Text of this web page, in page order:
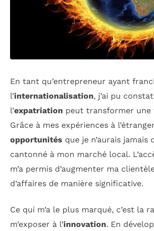
En tant qu’entrepreneur ayant
l’internationalisation, j’ai pu
l’expatriation peut transformer
Grâce à mes expériences à
opportunités que je n’aurais
cantonné à mon marché local.
m’a permis d’augmenter ma
d’affaires de manière significative.
Ce qui m’a le plus marqué, c’est la
m’exposer à l’innovation. En